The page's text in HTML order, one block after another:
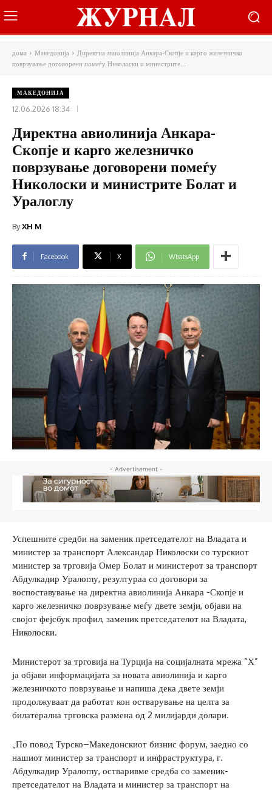
дома Македонија
Директна авиолинија Анкара-Скопје и карго железничко
поврзување договорени помеѓу Николоски и министрите...
МАКЕДОНИЈА
12.06.2026 18:34
Директна авиолинија Анкара-
Скопје и карго железничко
поврзување договорени помеѓу
Николоски и министрите Болат и
Уралоглу
ByXH M
Facebook X WhatsApp
- Advertisement -
Успешните средби на заменик претседателот на Владата и
министер за транспорт Александар Николоски со турскиот
министер за трговија Омер Болат и министерот за транспорт
Абдулкадир Уралоглу, резултураа со договори за
воспоставување на директна авиолинија Анкара -Скопје и
карго железничко поврзување меѓу двете земји, објави на
својот фејсбук профил, заменик претседателот на Владата,
Николоски.
Министерот за трговија на Турција на социјалната мрежа “Х”
ја објави информацијата за новата авиолинија и карго
железничкото поврзување и напиша дека двете земји
продолжуваат да работат кон остварување на целта за
билатерална трговска размена од 2 милијарди долари.
„По повод Турско–Македонскиот бизнис форум, заедно со
нашиот министер за транспорт и инфраструктура, г.
Абдулкадир Уралоглу, остваривме средба со заменик-
претседателот на Владата и министер за транспорт на